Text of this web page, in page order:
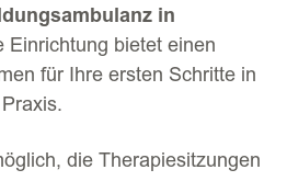
in
Einrichtung bietet einen
für Ihre ersten Schritte in
die Therapiesitzungen